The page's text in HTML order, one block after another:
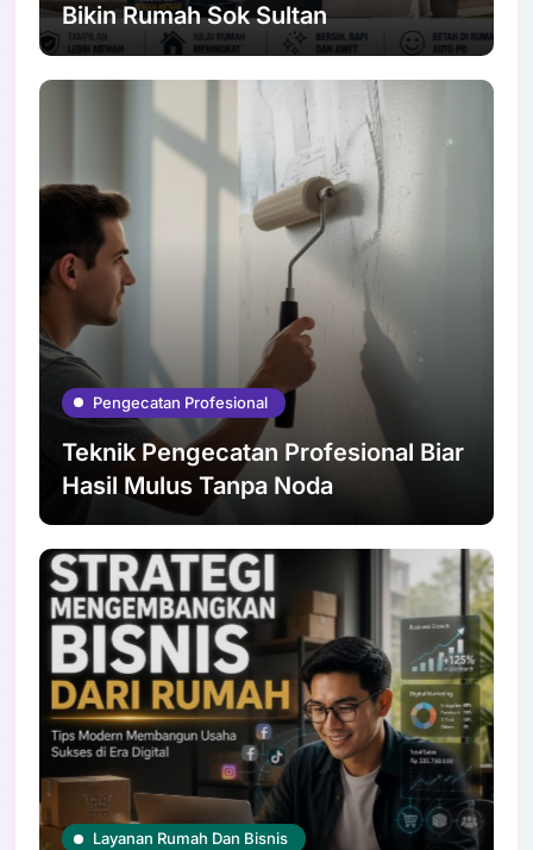
Bikin Rumah Sok Sultan
Pengecatan Profesional
Teknik Pengecatan Profesional Biar
Hasil Mulus Tanpa Noda
Layanan Rumah Dan Bisnis